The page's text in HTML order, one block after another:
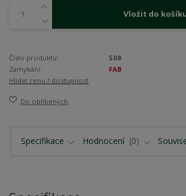
Vložit do
Číslo produktu:
508
Zamykání:
FAB
Hlídat cenu / dostupnost
Do oblíbených
Specifikace Hodnocení 0